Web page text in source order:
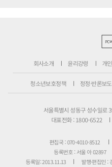
PC
회사소개 윤리강령 개
청소년보호정책 정정·반론보도
서울특별시 성동구 성수일로
대표전화 : 1800-6522
편집국 : 070-4010-8512
등록번호 : 서울 아 02897
등록일: 2013.11.13
발행·편집인 :